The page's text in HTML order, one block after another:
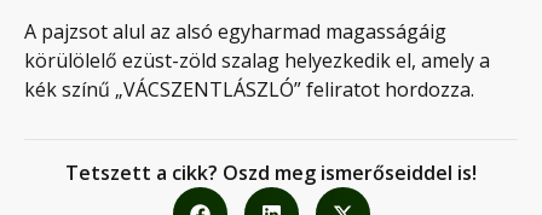
A pajzsot alul az alsó egyharmad magasságáig
körülölelő ezüst-zöld szalag helyezkedik el, amely a
kék színű „VÁCSZENTLÁSZLÓ” feliratot hordozza.
Tetszett a cikk? Oszd meg ismerőseiddel is!